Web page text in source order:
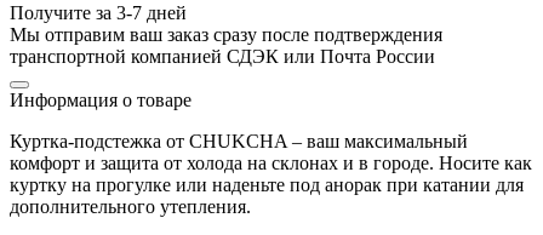
Получите за 3-7 дней
Мы отправим ваш заказ сразу после подтверждения
транспортной компанией СДЭК или Почта России
Информация о товаре
Куртка-подстежка от CHUKCHA – ваш максимальный
комфорт и защита от холода на склонах и в городе. Носите как
куртку на прогулке или наденьте под анорак при катании для
дополнительного утепления.